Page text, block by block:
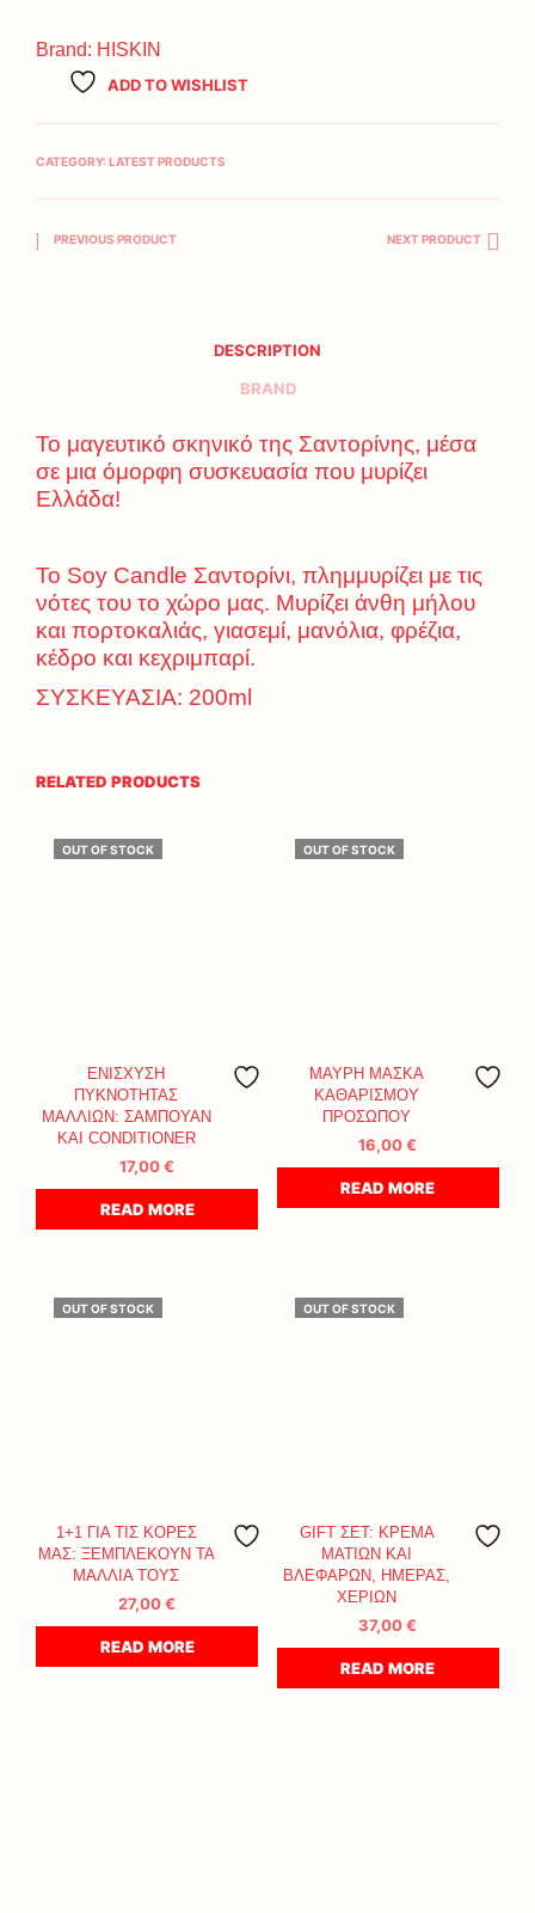
Brand: HISKIN
ADD TO WISHLIST
CATEGORY: LATEST PRODUCTS
PREVIOUS PRODUCT NEXT PRODUCT
DESCRIPTION
BRAND
Το μαγευτικό σκηνικό της Σαντορίνης, μέσα
σε μια όμορφη συσκευασία που μυρίζει
Ελλάδα!
Το Soy Candle Σαντορίνι, πλημμυρίζει με τις
νότες του το χώρο μας. Μυρίζει άνθη μήλου
και πορτοκαλιάς, γιασεμί, μανόλια, φρέζια,
κέδρο και κεχριμπαρί.
ΣΥΣΚΕΥΑΣΙΑ: 200ml
RELATED PRODUCTS
OUT OF STOCK
ΕΝΙΣΧΥΣΗ
ΠΥΚΝΟΤΗΤΑΣ
ΜΑΛΛΙΩΝ: ΣΑΜΠΟΥΑΝ
ΚΑΙ CONDITIONER
17,00€
READ MORE
OUT OF STOCK
ΜΑΥΡΗ ΜΑΣΚΑ
ΚΑΘΑΡΙΣΜΟΥ
ΠΡΟΣΩΠΟΥ
16,00€
READ MORE
OUT OF STOCK
1+1 ΓΙΑ ΤΙΣ ΚΟΡΕΣ
ΜΑΣ: ΞΕΜΠΛΕΚΟΥΝ ΤΑ
ΜΑΛΛΙΑ ΤΟΥΣ
27,00€
READ MORE
OUT OF STOCK
GIFT ΣΕΤ: ΚΡΕΜΑ
ΜΑΤΙΩΝ ΚΑΙ
ΒΛΕΦΑΡΩΝ, ΗΜΕΡΑΣ,
ΧΕΡΙΩΝ
37,00€
READ MORE